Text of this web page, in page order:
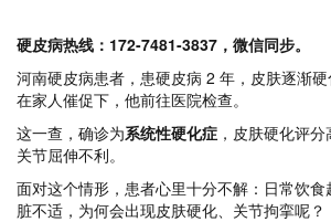
硬皮病热线：172-7481-3837，微信同步。
河南硬皮病患者，患硬皮病 2 年，皮肤逐渐硬
在家人催促下，他前往医院检查。
这一查，确诊为系统性硬化症 ，皮肤硬化评
关节屈伸不利。
面对这个情形，患者心里十分不解：日常饮
脏不适，为何会出现皮肤硬化、关节拘挛呢？